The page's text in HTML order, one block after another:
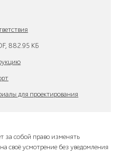
882.95 KБ
для проектирования
за собой право изменять
своё усмотрение без уведомления